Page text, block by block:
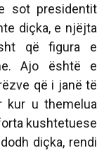
sot presidentit
diçka, e njëjta
që figura e
Ajo është e
që i janë të
kur u themelua
kushtetuese
diçka, rendi